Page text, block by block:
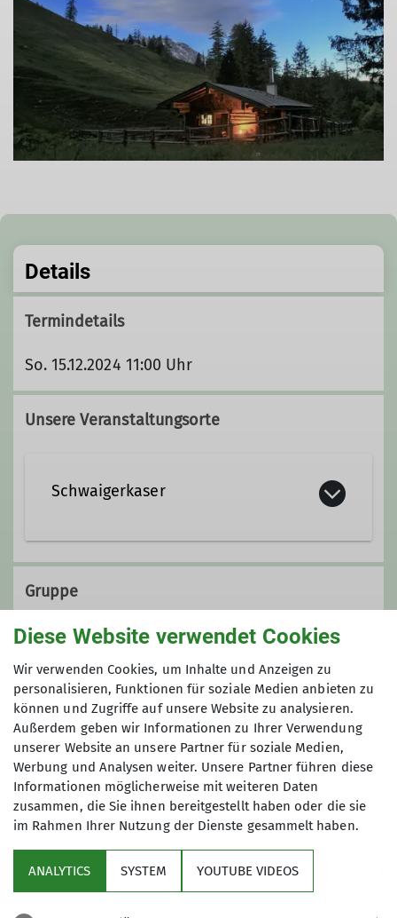
Details
Termindetails
So. 15.12.2024 11:00 Uhr
Unsere Veranstaltungsorte
Schwaigerkaser
Website
Gruppe
Sektion
Details
Diese Website verwendet Cookies
Wir verwenden Cookies, um Inhalte und Anzeigen zu
personalisieren, Funktionen für soziale Medien anbieten zu
können und Zugriffe auf unsere Website zu analysieren.
Außerdem geben wir Informationen zu Ihrer Verwendung
unserer Website an unsere Partner für soziale Medien,
Werbung und Analysen weiter. Unsere Partner führen diese
Informationen möglicherweise mit weiteren Daten
zusammen, die Sie ihnen bereitgestellt haben oder die sie
im Rahmen Ihrer Nutzung der Dienste gesammelt haben.
ANALYTICS SYSTEM YOUTUBE VIDEOS